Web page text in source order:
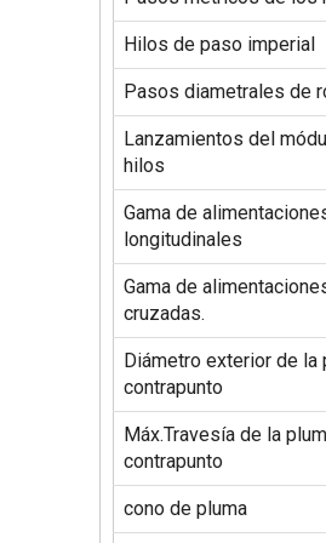
Hilos de paso imperial
Pasos diametrales de
Lanzamientos del
hilos
Gama de
longitudinales
Gama de
cruzadas.
Diámetro exterior de la
contrapunto
Máx.Travesía de la
contrapunto
cono de pluma